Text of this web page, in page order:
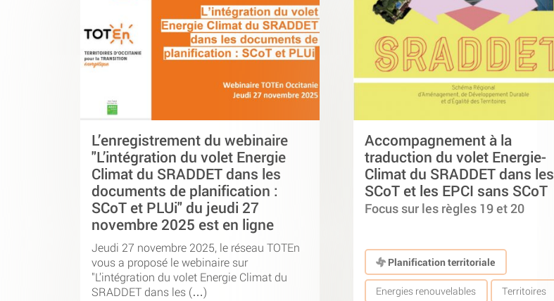
L’enregistrement du webinaire
"L’intégration du volet Energie
Climat du SRADDET dans les
documents de planification :
SCoT et PLUi" du jeudi 27
novembre 2025 est en ligne
Jeudi 27 novembre 2025, le réseau TOTEn
vous a proposé le webinaire sur
"L’intégration du volet Energie Climat du
SRADDET dans les (…)
Accompagnement à la
traduction du volet Energie-
Climat du SRADDET dans les
SCoT et les EPCI sans SCoT
Focus sur les règles 19 et 20
Planification territoriale
Energies renouvelables Territoires